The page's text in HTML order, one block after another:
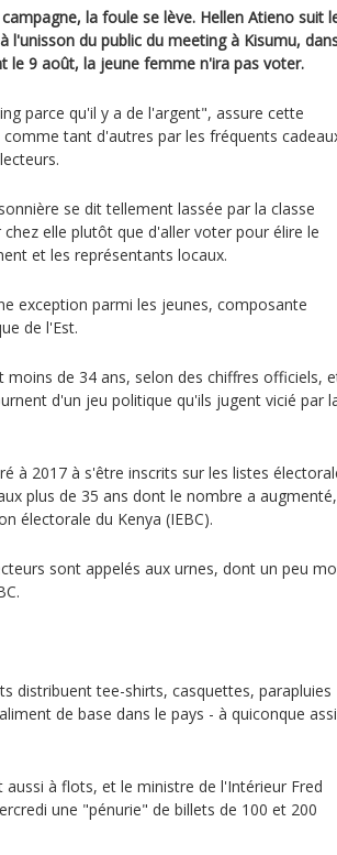
la foule se lève. Hellen Atieno suit
l'unisson du public du meeting à Kisumu,
le 9 août, la jeune femme n'ira pas voter.
parce qu'il y a de l'argent", assure cette
tant d'autres par les fréquents
se dit tellement lassée par la classe
elle plutôt que d'aller voter pour élire le
et les représentants locaux.
exception parmi les jeunes, composante
de l'Est.
moins de 34 ans, selon des chiffres officiels,
d'un jeu politique qu'ils jugent vicié par
à 2017 à s'être inscrits sur les listes
plus de 35 ans dont le nombre a augmenté,
électorale du Kenya (IEBC).
sont appelés aux urnes, dont un peu
distribuent tee-shirts, casquettes, parapluies
de base dans le pays - à quiconque
à flots, et le ministre de l'Intérieur Fred
une "pénurie" de billets de 100 et 200